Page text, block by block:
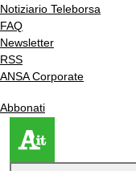
Notiziario Teleborsa
FAQ
Newsletter
RSS
ANSA Corporate
Abbonati